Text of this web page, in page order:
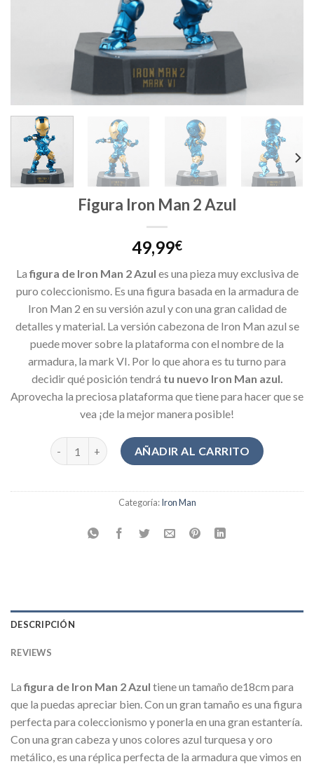
Figura Iron Man 2 Azul
49,99€
Lafigura de Iron Man 2 Azul es una pieza muy exclusiva de
puro coleccionismo. Es una figura basada en la armadura de
Iron Man 2 en su versión azul y con una gran calidad de
detalles y material. La versión cabezona de Iron Man azul se
puede mover sobre la plataforma con el nombre de la
armadura, la mark VI. Por lo que ahora es tu turno para
decidir qué posición tendrá tu nuevo Iron Man azul.
Aprovecha la preciosa plataforma que tiene para hacer que se
vea ¡de la mejor manera posible!
Figura Iron Man 2 Azul cantidad
AÑADIR AL CARRITO
Categoría:Iron Man
DESCRIPCIÓN
REVIEWS
Lafigura de Iron Man 2 Azul tiene un tamaño de18cm para
que la puedas apreciar bien. Con un gran tamaño es una figura
perfecta para coleccionismo y ponerla en una gran estantería.
Con una gran cabeza y unos colores azul turquesa y oro
metálico, es una réplica perfecta de la armadura que vimos en